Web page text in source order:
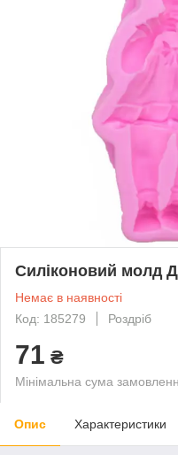
Силіконовий молд
Немає в наявності
Код: 185279
Роздріб
71 ₴
Мінімальна сума
Опис Характеристики